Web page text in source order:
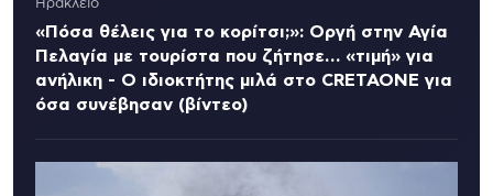
Ηράκλειο
«Πόσα θέλεις για το κορίτσι;»: Οργή στην Αγία
Πελαγία με τουρίστα που ζήτησε… «τιμή» για
ανήλικη - Ο ιδιοκτήτης μιλά στο CRETAONE για
όσα συνέβησαν (βίντεο)